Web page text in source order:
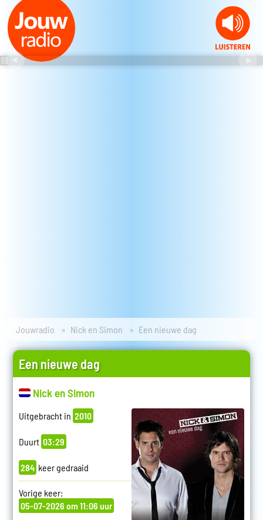
Jouwradio Nick en Simon Een nieuwe dag
Een nieuwe dag
Nick en Simon
Uitgebracht in 2010
Duurt 03:29
284 keer gedraaid
Vorige keer:
05-07-2026 om 11:06 uur